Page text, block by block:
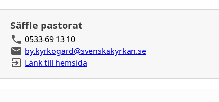
Säffle pastorat
0533-69 13 10
by.kyrkogard@svenskakyrkan.se
Länk till hemsida